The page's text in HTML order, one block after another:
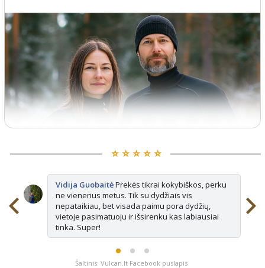
⭐️ ⭐️ ⭐️ ⭐️ ⭐️
Vidija GuobaitėPrekės tikrai kokybiškos, perku
ne vienerius metus. Tik su dydžiais vis
nepataikiau, bet visada paimu pora dydžių,
vietoje pasimatuoju ir išsirenku kas labiausiai
tinka. Super!
Šaltinis: Vulcan.lt Facebook puslapis